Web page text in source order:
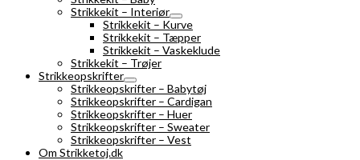
Strikkekit – Interiør
Strikkekit – Kurve
Strikkekit – Tæpper
Strikkekit – Vaskeklude
Strikkekit – Trøjer
Strikkeopskrifter
Strikkeopskrifter – Babytøj
Strikkeopskrifter – Cardigan
Strikkeopskrifter – Huer
Strikkeopskrifter – Sweater
Strikkeopskrifter – Vest
Om Strikketoj.dk